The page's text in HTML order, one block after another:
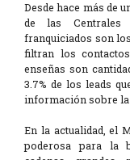
Desde hace más de
de las Centrales
franquiciados son
filtran los
enseñas son
3.7% de los leads
información sobre la
En la actualidad, el
poderosa para la